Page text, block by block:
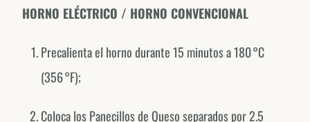
HORNO ELÉCTRICO / HORNO CONVENCIONAL
Precalienta el horno durante 15 minutos a 180 °C
(356 °F);
Coloca los Panecillos de Queso separados por 2.5